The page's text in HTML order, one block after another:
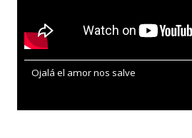
Ojalá el amor nos salve